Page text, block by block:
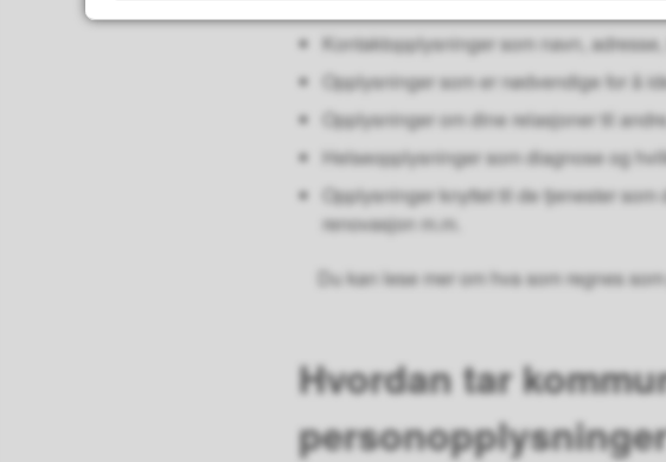
Kontaktopplysninger som navn,
Opplysninger som er nødvendige for å
Opplysninger om dine relasjoner til
Helseopplysninger som diagnose og
Opplysninger knyttet til de tjenester
renovasjon m.m.
Du kan lese mer om hva som regnes
Hvordan tar